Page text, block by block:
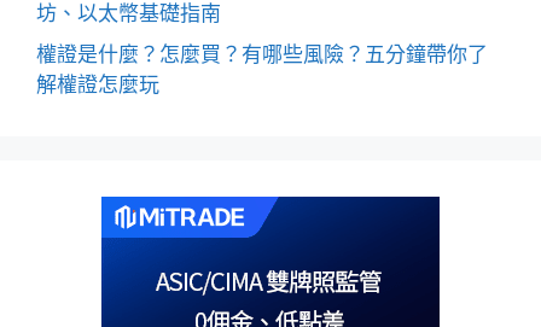
坊、以太幣基礎指南
權證是什麼？怎麼買？有哪些風險？五分鐘帶你了
解權證怎麼玩